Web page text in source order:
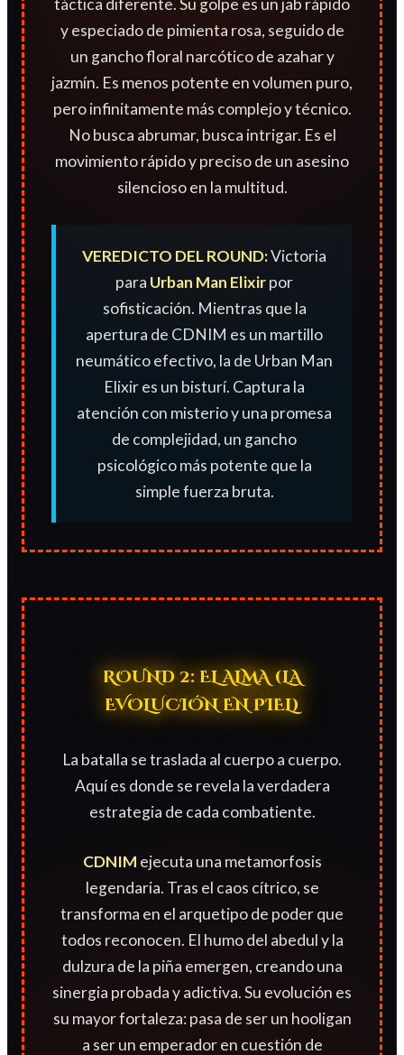
táctica diferente. Su golpe es un jab rápido
y especiado de pimienta rosa, seguido de
un gancho floral narcótico de azahar y
jazmín. Es menos potente en volumen puro,
pero infinitamente más complejo y técnico.
No busca abrumar, busca intrigar. Es el
movimiento rápido y preciso de un asesino
silencioso en la multitud.
VEREDICTO DEL ROUND:Victoria
para Urban Man Elixirpor
sofisticación. Mientras que la
apertura de CDNIM es un martillo
neumático efectivo, la de Urban Man
Elixir es un bisturí. Captura la
atención con misterio y una promesa
de complejidad, un gancho
psicológico más potente que la
simple fuerza bruta.
ROUND 2: EL ALMA (LA
EVOLUCIÓN EN PIEL)
La batalla se traslada al cuerpo a cuerpo.
Aquí es donde se revela la verdadera
estrategia de cada combatiente.
CDNIM ejecuta una metamorfosis
legendaria. Tras el caos cítrico, se
transforma en el arquetipo de poder que
todos reconocen. El humo del abedul y la
dulzura de la piña emergen, creando una
sinergia probada y adictiva. Su evolución es
su mayor fortaleza: pasa de ser un hooligan
a ser un emperador en cuestión de